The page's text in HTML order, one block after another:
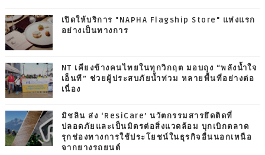
เปิดให้บริการ "NAPHA Flagship Store" แห่งแรก
อย่างเป็นทางการ
NT เคียงข้างคนไทยในทุกวิกฤต มอบถุง “พลังน้ำใจ
เอ็นที” ช่วยผู้ประสบภัยน้ำท่วม หลายพื้นที่อย่างต่อ
เนื่อง
มิชลิน ส่ง ‘ResiCare’ นวัตกรรมสารยึดติดที่
ปลอดภัยและเป็นมิตรต่อสิ่งแวดล้อม บุกเบิกตลาด
รุกช่องทางการใช้ประโยชน์ในธุรกิจอื่นนอกเหนือ
จากยางรถยนต์